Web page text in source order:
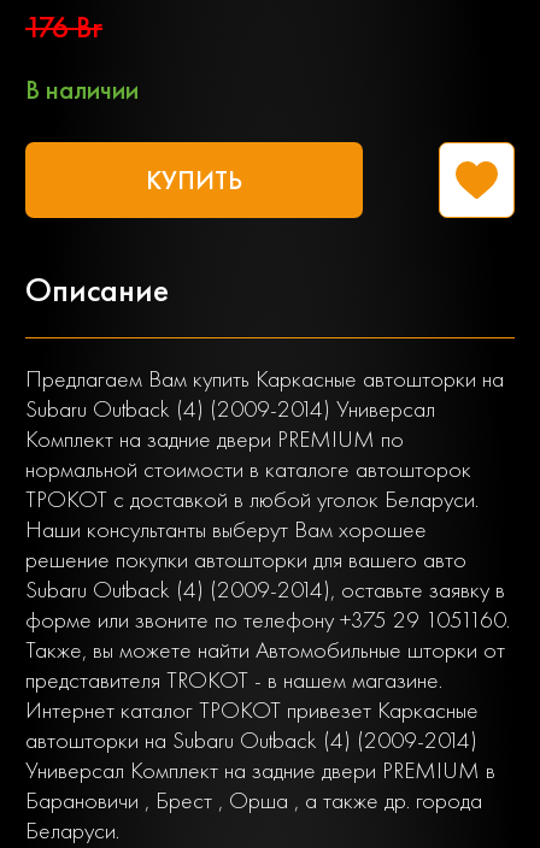
176 Br
В наличии
КУПИТЬ
Описание
Предлагаем Вам купить Каркасные автошторки на
Subaru Outback (4) (2009-2014) Универсал
Комплект на задние двери PREMIUM по
нормальной стоимости в каталоге автошторок
ТРОКОТ с доставкой в любой уголок Беларуси.
Наши консультанты выберут Вам хорошее
решение покупки автошторки для вашего авто
Subaru Outback (4) (2009-2014), оставьте заявку в
форме или звоните по телефону +375 29 1051160.
Также, вы можете найти Автомобильные шторки от
представителя TROKOT - в нашем магазине.
Интернет каталог ТРОКОТ привезет Каркасные
автошторки на Subaru Outback (4) (2009-2014)
Универсал Комплект на задние двери PREMIUM в
Барановичи , Брест , Орша , а также др. города
Беларуси.